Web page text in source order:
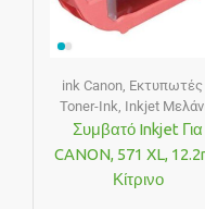
ink Canon, Εκτυπωτές
Toner-Ink Inkjet
Συμβατό Inkjet Για
CANON, 571 XL,
Κίτρινο